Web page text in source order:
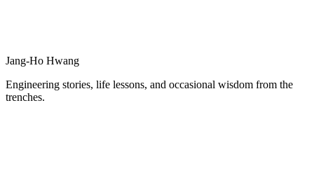
Jang-Ho Hwang
Engineering stories, life lessons, and occasional wisdom from the
trenches.